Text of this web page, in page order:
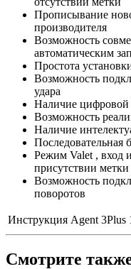
Прописывание
производителя
Возможность
автоматическим
Простота
Возможность
удара
Наличие
Возможность
Наличие
Последовательная
Режим Valet , вход
присутствии метки
Возможность
поворотов
Инструкция Agent 3Plus
Смотрите